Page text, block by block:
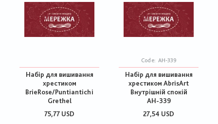
Набір для вишивання
хрестиком
BrieRose/Puntiantichi
Grethel
75,77 USD
Code: АН-339
Набір для вишивання
хрестиком AbrisArt
Внутрішній спокій
АН-339
27,54 USD